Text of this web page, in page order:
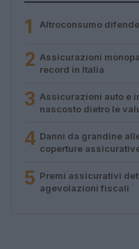
1 Altroconsumo
2 Assicurazioni
record in Italia
3 Assicurazioni auto e
nascosto dietro le
4 Danni da grandine
coperture
5 Premi assicurativi
agevolazioni fiscali